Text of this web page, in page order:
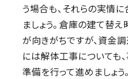
う場合も、それらの実情
ましょう。 倉庫の建て替
が向きがちですが、資金
には解体工事についても
準備を行って進めましょ